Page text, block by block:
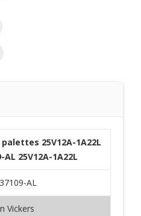
25V12A-1A22L
AL 25V12A-1A22L
AL
Vickers